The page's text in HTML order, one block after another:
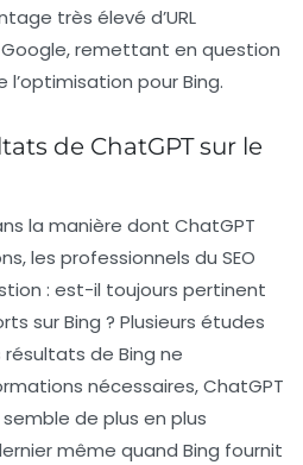
très élevé d’URL
remettant en question
l’optimisation pour Bing.
de ChatGPT sur le
la manière dont ChatGPT
les professionnels du SEO
: est-il toujours pertinent
sur Bing ? Plusieurs études
de Bing ne
nécessaires, ChatGPT
de plus en plus
même quand Bing fournit